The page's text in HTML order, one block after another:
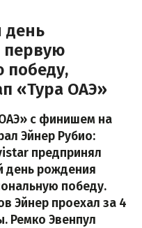
день
первую
победу,
«Тура ОАЭ»
с финишем на
Эйнер Рубио:
предпринял
день рождения
победу.
Эйнер проехал за 4
Ремко Эвенпул